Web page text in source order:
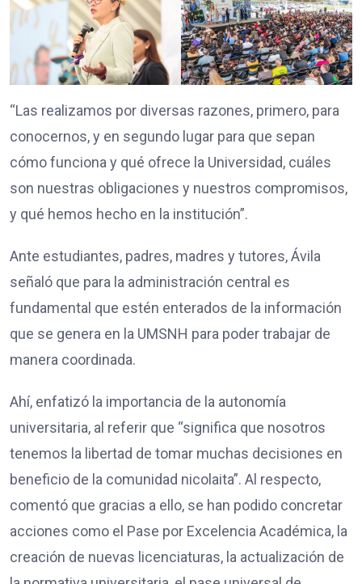
“Las realizamos por diversas razones, primero, para
conocernos, y en segundo lugar para que sepan
cómo funciona y qué ofrece la Universidad, cuáles
son nuestras obligaciones y nuestros compromisos,
y qué hemos hecho en la institución”.
Ante estudiantes, padres, madres y tutores, Ávila
señaló que para la administración central es
fundamental que estén enterados de la información
que se genera en la UMSNH para poder trabajar de
manera coordinada.
Ahí, enfatizó la importancia de la autonomía
universitaria, al referir que “significa que nosotros
tenemos la libertad de tomar muchas decisiones en
beneficio de la comunidad nicolaita”. Al respecto,
comentó que gracias a ello, se han podido concretar
acciones como el Pase por Excelencia Académica, la
creación de nuevas licenciaturas, la actualización de